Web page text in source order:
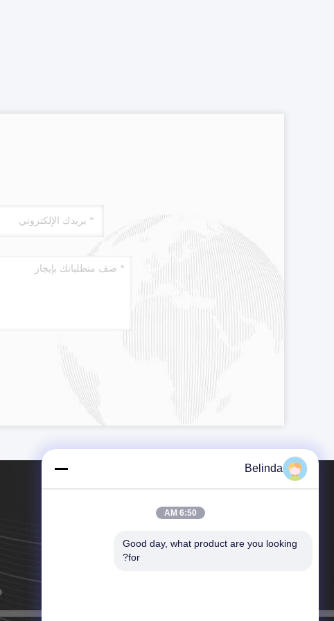
هاتف：86-150-93112546
Belinda
6:50 AM
Good day, what product are you looking
for?